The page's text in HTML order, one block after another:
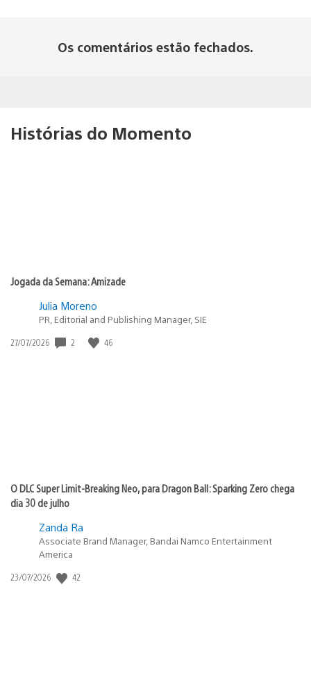
Os comentários estão fechados.
Histórias do Momento
Jogada da Semana: Amizade
Julia Moreno
PR, Editorial and Publishing Manager, SIE
Data
27/07/2026 2 46
O DLC Super Limit-Breaking Neo, para Dragon Ball: Sparking Zero chega
dia 30 de julho
Zanda Ra
Associate Brand Manager, Bandai Namco Entertainment
America
Data
23/07/2026 42